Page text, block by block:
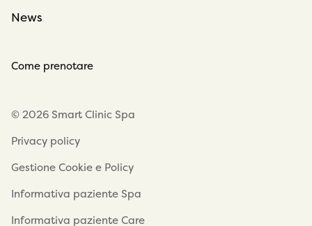
News
Come prenotare
© 2026 Smart Clinic Spa
Privacy policy
Gestione Cookie e Policy
Informativa paziente Spa
Informativa paziente Care